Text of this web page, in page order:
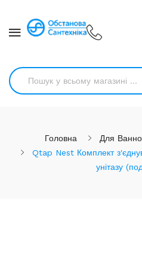
Головна Для
Qtap Nest Комплект
унітазу